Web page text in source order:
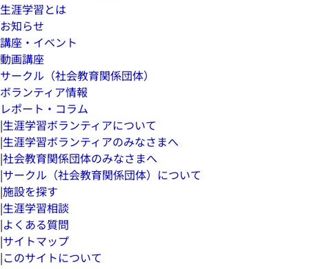
生涯学習とは
お知らせ
講座・イベント
動画講座
サークル（社会教育関係団体）
ボランティア情報
レポート・コラム
|生涯学習ボランティアについて
|生涯学習ボランティアのみなさまへ
|社会教育関係団体のみなさまへ
|サークル（社会教育関係団体）について
|施設を探す
|生涯学習相談
|よくある質問
|サイトマップ
|このサイトについて